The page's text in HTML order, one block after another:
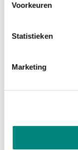
Voorkeuren
Statistieken
Marketing